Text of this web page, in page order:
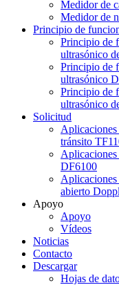
Medidor de
Medidor de
Principio de
Principio de
ultrasónico
Principio de
ultrasónico
Principio de
ultrasónico
Solicitud
tránsito
DF6100
Aplicaciones
abierto
Apoyo
Apoyo
Vídeos
Noticias
Contacto
Descargar
Hojas de